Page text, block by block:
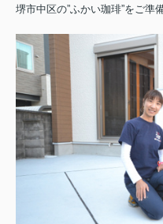
堺市中区の”ふかい珈琲”をご準